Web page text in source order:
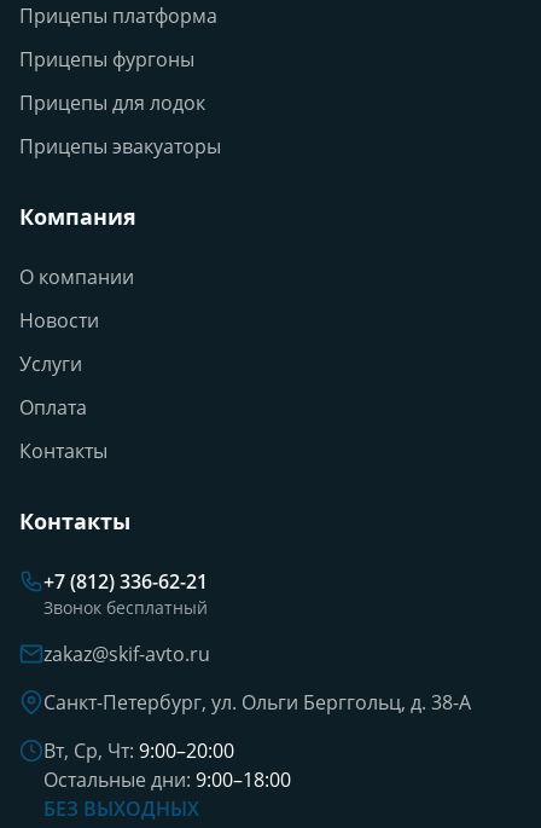
Прицепы платформа
Прицепы фургоны
Прицепы для лодок
Прицепы эвакуаторы
Компания
О компании
Новости
Услуги
Оплата
Контакты
Контакты
+7 (812) 336-62-21
Звонок бесплатный
zakaz@skif-avto.ru
Санкт-Петербург, ул. Ольги Берггольц, д. 38-А
Вт, Ср, Чт: 9:00–20:00
Остальные дни: 9:00–18:00
БЕЗ ВЫХОДНЫХ